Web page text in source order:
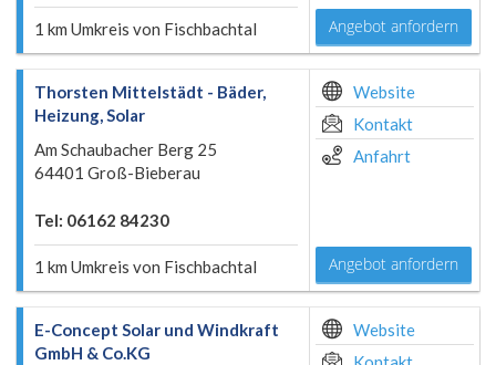
1 km Umkreis von Fischbachtal Angebot anfordern
Thorsten Mittelstädt - Bäder,
Heizung, Solar
Am Schaubacher Berg 25
64401 Groß-Bieberau
Tel: 06162 84230
1 km Umkreis von Fischbachtal
Website
Kontakt
Anfahrt
Angebot anfordern
E-Concept Solar und Windkraft
GmbH & Co.KG
Website